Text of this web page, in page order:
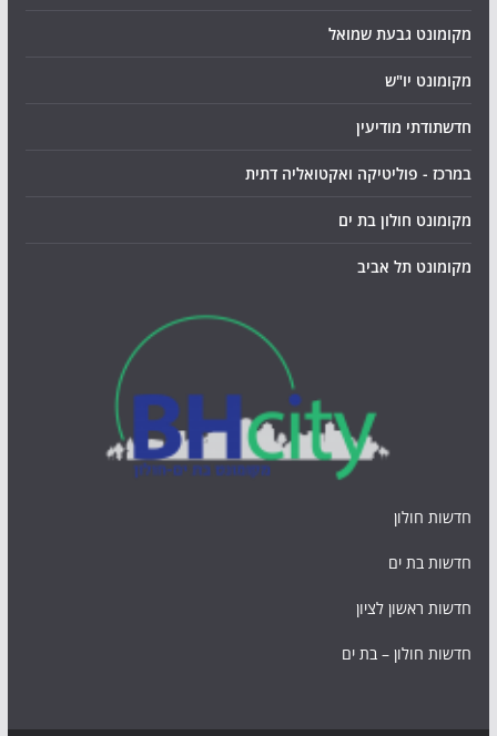
מקומונט גבעת שמואל
מקומונט יו"ש
חדשתודתי מודיעין
במרכז - פוליטיקה ואקטואליה דתית
מקומונט חולון בת ים
מקומונט תל אביב
חדשות חולון
חדשות בת ים
חדשות ראשון לציון
חדשות חולון – בת ים